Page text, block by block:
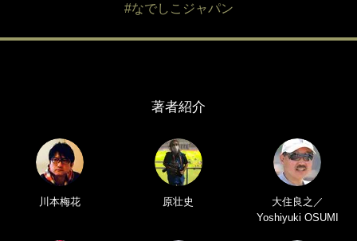
#なでしこジャパン
著者紹介
川本梅花 原壮史
大住良之／
Yoshiyuki OSUMI